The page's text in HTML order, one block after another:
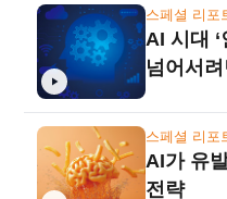
스페셜 리포
AI 시대 ‘
넘어서려
스페셜 리포
AI가 유
전략